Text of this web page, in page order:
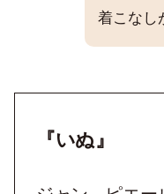
着こなし
『いぬ』